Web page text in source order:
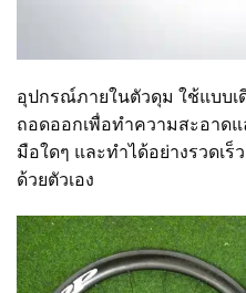
อุปกรณ์ภายในตัวดุม ใช้แบบเ
ถอดออกเพื่อทำความสะอาด
มือใดๆ และทำได้อย่างรวดเ
ด้วยตัวเอง